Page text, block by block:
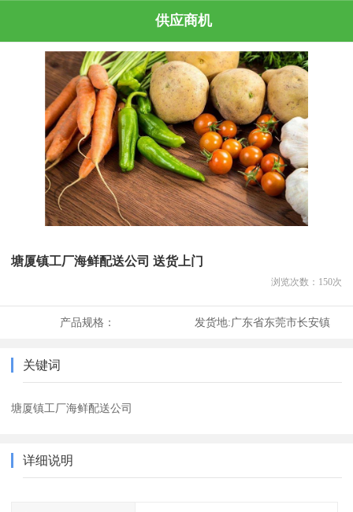
供应商机
塘厦镇工厂海鲜配送公司 送货上门
浏览次数： 150次
产品规格： 发货地:广东省东莞市长安镇
关键词
塘厦镇工厂海鲜配送公司
详细说明